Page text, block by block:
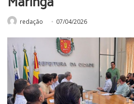
redação 07/04/2026